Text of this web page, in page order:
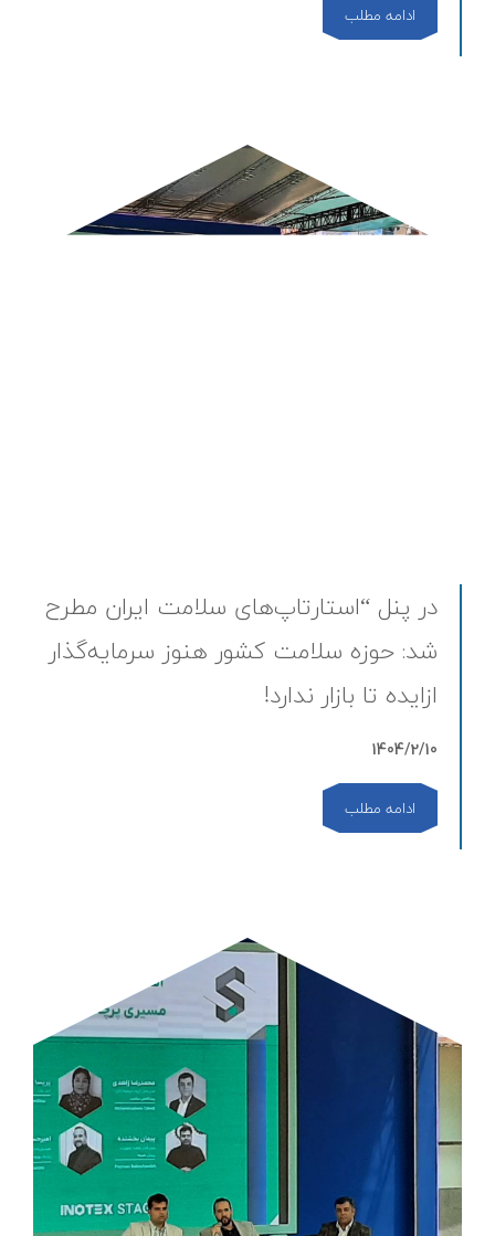
ادامه مطلب
در پنل “استارتاپ‌های سلامت ایران مطرح
شد: حوزه سلامت کشور هنوز سرمایه‌گذار
از‌ایده تا بازار ندارد!
1404/2/10
ادامه مطلب